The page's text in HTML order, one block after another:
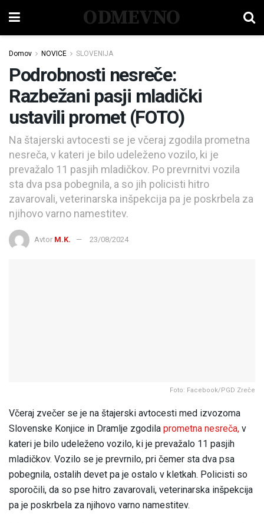
ODMEVNO
Domov NOVICE SLOVENIJA
Podrobnosti nesreče:
Razbežani pasji mladički
ustavili promet (FOTO)
Na štajerski avtocesti se je včeraj zgodila prometna
nesreča, v kateri je bilo udeleženo vozilo, ki je
prevažalo 11 pasjih mladičkov. Po prevrnitvi vozila
sta dva psa pobegnila, a so jih policisti hitro
zavarovali, veterinarska inšpekcija pa je poskrbela za
njihovo varno namestitev.
Avtor M.K. 23/08/2024
Foto: Facebook/PGD Zreče
Včeraj zvečer se je na štajerski avtocesti med izvozoma
Slovenske Konjice in Dramlje zgodila prometna nesreča, v
kateri je bilo udeleženo vozilo, ki je prevažalo 11 pasjih
mladičkov. Vozilo se je prevrnilo, pri čemer sta dva psa
pobegnila, ostalih devet pa je ostalo v kletkah. Policisti so
sporočili, da so pse hitro zavarovali, veterinarska inšpekcija
pa je poskrbela za njihovo varno namestitev.